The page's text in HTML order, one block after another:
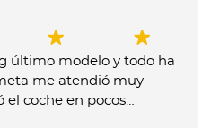
último modelo y todo ha
me atendió muy
coche en pocos